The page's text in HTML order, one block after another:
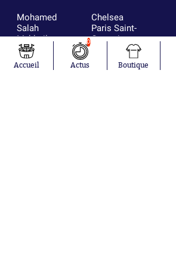
Mohamed
Salah
Mykhailo
Mudryk
Neymar
Khalis Merah
Chelsea
Paris Saint-
Germain
Bordeaux
Olympique
lyonnais
Accueil
0
Actus Boutique